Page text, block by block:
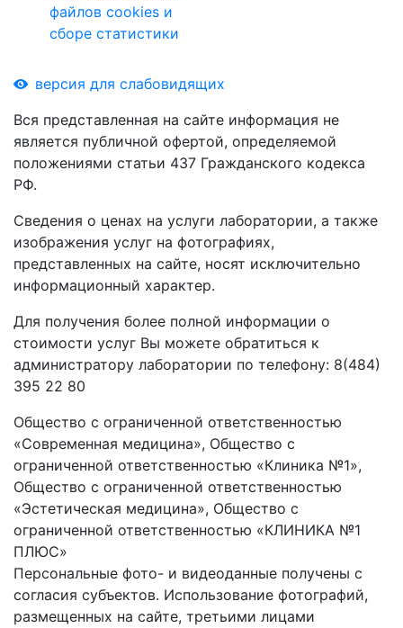
файлов cookies и
сборе статистики
версия для слабовидящих
Вся представленная на сайте информация не
является публичной офертой, определяемой
положениями статьи 437 Гражданского кодекса
РФ.
Сведения о ценах на услуги лаборатории, а также
изображения услуг на фотографиях,
представленных на сайте, носят исключительно
информационный характер.
Для получения более полной информации о
стоимости услуг Вы можете обратиться к
администратору лаборатории по телефону: 8(484)
395 22 80
Общество с ограниченной ответственностью
«Современная медицина», Общество с
ограниченной ответственностью «Клиника №1»,
Общество с ограниченной ответственностью
«Эстетическая медицина», Общество с
ограниченной ответственностью «КЛИНИКА №1
ПЛЮС»
Персональные фото- и видеоданные получены с
согласия субъектов. Использование фотографий,
размещенных на сайте, третьими лицами